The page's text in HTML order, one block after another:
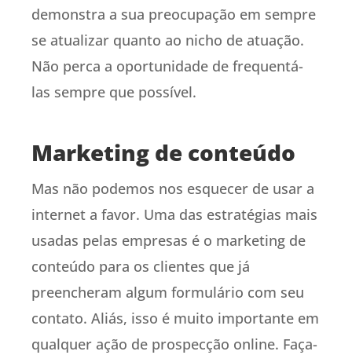
demonstra a sua preocupação em sempre
se atualizar quanto ao nicho de atuação.
Não perca a oportunidade de frequentá-
las sempre que possível.
Marketing de conteúdo
Mas não podemos nos esquecer de usar a
internet a favor. Uma das estratégias mais
usadas pelas empresas é o marketing de
conteúdo para os clientes que já
preencheram algum formulário com seu
contato. Aliás, isso é muito importante em
qualquer ação de prospecção online. Faça-